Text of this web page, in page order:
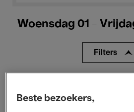
Woensdag 01 -
Filters
Beste bezoekers,